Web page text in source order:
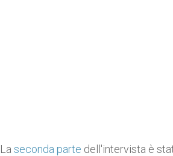
La seconda parte dell'intervista è